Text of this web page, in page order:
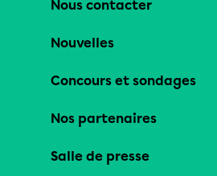
Nous contacter
Nouvelles
Concours et sondages
Nos partenaires
Salle de presse